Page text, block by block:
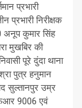
प्रभारी
प्रभारी निरीक्षक
अनूप कुमार सिंह
मुखबिर की
पूरे दुंदा थाना
पुत्र हनुमान
सुल्तानपुर उम्र
9006 एवं